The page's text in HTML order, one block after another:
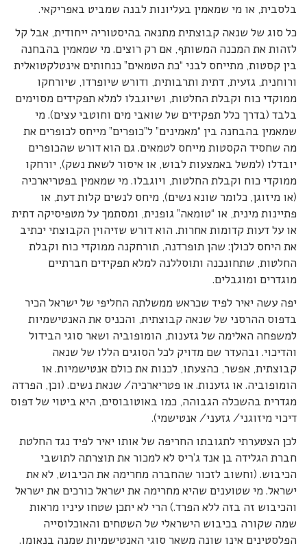
בלסבית, או מי שמאמין בעליונות לבנה שמביט באפריקאי.
כל סוג של שנאה קבוצתית מתנאה בהיסטוריה ייחודית, אבל קל
לזהות את המכנה המשותף, אם רק רוצים. מי שמאמין בהבחנה
בין קסטות, מתייחס לבני “כת הטמאים” כנחותים אינטלקטואלית
ורוחנית, גזעית, דתית ותרבותית, ודורש שיופרדו, שיורחקו
ממוקדי כוח וקבלת החלטות, ושיוגבלו למלא תפקידים מסוימים
בלבד (בדרך כלל תפקידים של שואבי מים וחוטבי עצים). מי
שמאמין בהבחנה בין “מאמינים” ל”כופרים” מייחס לכופרים את
מה שחסיד הקסטות מייחס לטמאים. גם הוא דורש שהכופרים
יובדלו (למשל באמצעות לבוש, או איסור לשאת נשק), יורחקו
ממוקדי כוח וקבלת החלטות, ויוגבלו. מי שמאמין בפטריארכיה
(או מיזוגן, כלומר שונא נשים), מיחס לנשים קלות דעת, או
פתיינות מינית, או “טומאה” גופנית, ומסתמך על מטפיסיקה דתית
או על דעות קדומות אחרות. הוא דורש שזיהוין הקבוצתי יכתיב
את היחס לכולן: שהן תופרדנה, תורחקנה ממוקדי כוח וקבלת
החלטות, שתחונכנה ותוסללנה למלא תפקידים חברתיים
מוגדרים ומוגבלים.
יפה עשה יאיר לפיד שכראש ממשלתה החליפי של ישראל הכיר
בדפוס ההרסני של שנאה קבוצתית, והכניס את האנטישמיות
למשפחה האלימה של גזענות, הומופוביה ושאר סוגי הבידול
והדיכוי. ובהעדר שם מדויק לכל הסוגים הללו של שנאה
קבוצתית, אפשר, כהצעתו, לכנות את כולם אנטישמיות. או
הומופוביה. או גזענות. או פטריארכיה/ שנאת נשים. (וכן, הפרדה
מגדרית בהשכלה הגבוהה, כמו באוטובוסים, היא ביטוי של דפוס
דיכוי מיזוגני/ גזעני/ אנטישמי).
לכן הצטערתי לתגובתו החריפה של אותו יאיר לפיד נגד החלטת
חברת הגלידה בן אנד ג’ריס לא למכור את תוצרתה לתושבי
הכיבוש. (וחשוב לזכור שהחברה מחרימה את הכיבוש, לא את
ישראל. מי שטוענים שהיא מחרימה את ישראל כורכים את ישראל
והכיבוש זה בזה ללא הפרד.) הרי לא יתכן שטחו עיניו מראות
שמה שקורה בכיבוש הישראלי של השטחים והאוכלוסייה
הפלסטינים אינו שונה משאר סוגי האנטישמיות שמנה בנאומו.